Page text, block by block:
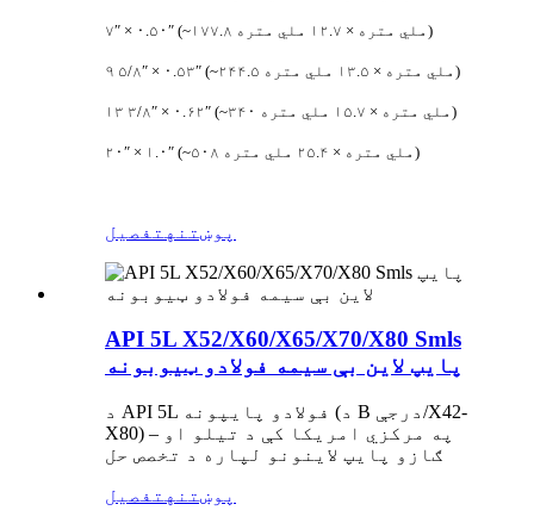
۷″ × ۰.۵۰″ (~۱۷۷.۸ ملي متره × ۱۲.۷ ملي متره)
۹ ۵/۸″ × ۰.۵۳″ (~۲۴۴.۵ ملي متره × ۱۳.۵ ملي متره)
۱۳ ۳/۸″ × ۰.۶۲″ (~۳۴۰ ملي متره × ۱۵.۷ ملي متره)
۲۰″ × ۱.۰″ (~۵۰۸ ملي متره × ۲۵.۴ ملي متره)
پوښتنه تفصیل
API 5L X52/X60/X65/X70/X80 Smls
پایپ لاین بې سیمه فولادو ټیوبونه
د API 5L فولادو پایپونه (د B درجې/X42-
X80) – په مرکزي امریکا کې د تیلو او
ګازو پایپ لاینونو لپاره د تخصص حل
پوښتنه تفصیل